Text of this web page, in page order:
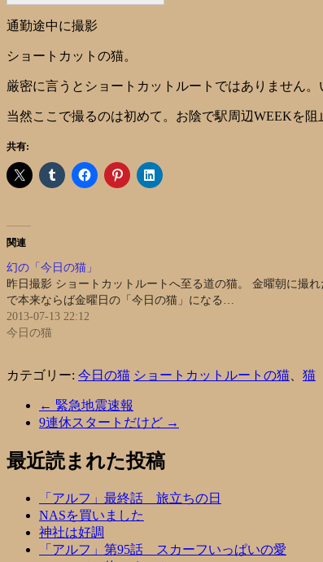
通勤途中に撮影
ショートカットの猫。
厳密に言うとショートカットルートではありません
当然ここで撮るのは初めて。お陰で駅周辺WEEKを阻
共有:
関連
幻の「今日の猫」
昨日撮影 ショートカットルートへ至る道の猫。 金曜朝に撮れ
で本来ならば金曜日の「今日の猫」になる…
2013-07-13 22:12
今日の猫
カテゴリー: 今日の猫 ショートカットルートの猫 猫
← 緊急地震速報
9連休スタートだけど →
最近読まれた投稿
「アルフ」最終話 旅立ちの日
NASを買いました
神社は好調
「アルフ」第95話 スカーフいっぱいの愛